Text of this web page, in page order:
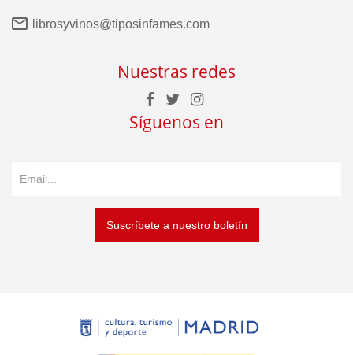
librosyvinos@tiposinfames.com
Nuestras redes
Síguenos en
Suscríbete a nuestro boletín